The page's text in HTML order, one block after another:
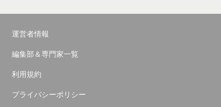
運営者情報
編集部＆専門家一覧
利用規約
プライバシーポリシー